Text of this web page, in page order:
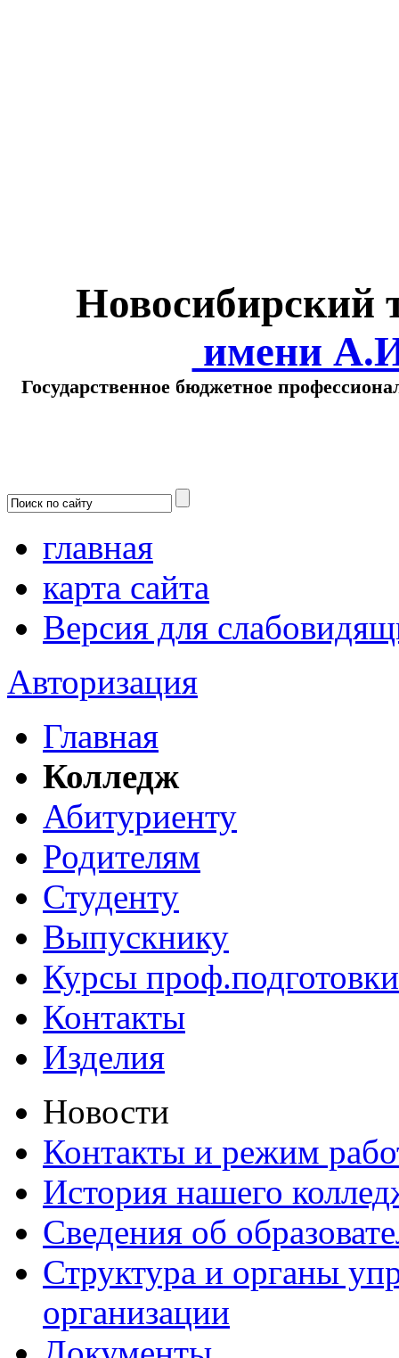
Новосибирский
имени
Государственное бюджетное
главная
карта сайта
Версия для
Авторизация
Главная
Колледж
Абитуриенту
Родителям
Студенту
Выпускнику
Курсы проф.подготовки
Контакты
Изделия
Новости
Контакты и режим
История нашего
Сведения об
Структура и органы
организации